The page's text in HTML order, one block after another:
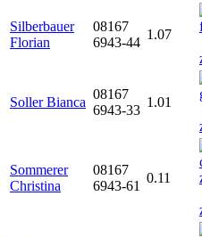
Silberbauer
Florian
08167
6943-44
1.07
Soller Bianca
08167
6943-33
1.01
Sommerer
Christina
08167
6943-61
0.11